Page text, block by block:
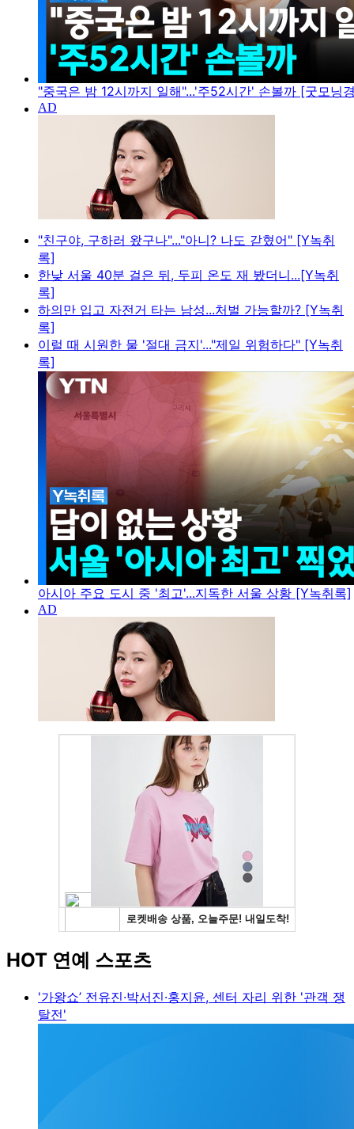
"중국은 밤 12시까지 일해"...'주52시간' 손볼까 [굿모닝
"친구야, 구하러 왔구나"..."아니? 나도 갇혔어" [Y녹취
록]
한낮 서울 40분 걸은 뒤, 두피 온도 재 봤더니...[Y녹취
록]
하의만 입고 자전거 타는 남성...처벌 가능할까? [Y녹취
록]
이럴 때 시원한 물 '절대 금지'..."제일 위험하다" [Y녹취
록]
아시아 주요 도시 중 '최고'...지독한 서울 상황 [Y녹취록]
HOT 연예 스포츠
'가왕쇼’ 전유진·박서진·홍지윤, 센터 자리 위한 '관객 쟁
탈전'